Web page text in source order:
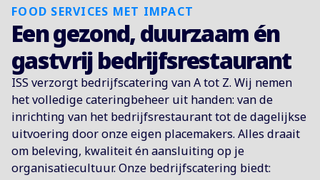
FOOD SERVICES MET IMPACT
Een gezond, duurzaam én
gastvrij bedrijfsrestaurant
ISS verzorgt bedrijfscatering van A tot Z. Wij nemen
het volledige cateringbeheer uit handen: van de
inrichting van het bedrijfsrestaurant tot de dagelijkse
uitvoering door onze eigen placemakers. Alles draait
om beleving, kwaliteit én aansluiting op je
organisatiecultuur. Onze bedrijfscatering biedt: